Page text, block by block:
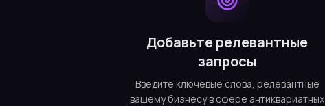
Добавьте релевантные
запросы
Введите ключевые слова, релевантные
вашему бизнесу в сфере антиквариатных